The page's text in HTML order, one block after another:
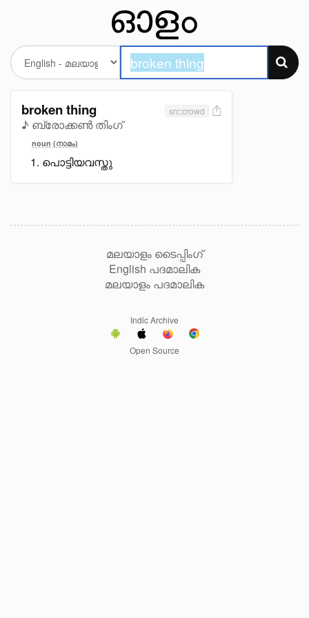
broken thing
♪ ബ്രോക്കൺ തിംഗ്
src:crowd
noun (നാമം)
പൊട്ടിയവസ്തു
മലയാളം ടൈപ്പിംഗ്
English പദമാലിക
മലയാളം പദമാലിക
Indic Archive
Open Source